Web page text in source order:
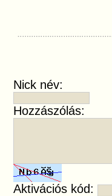
Nick név:
Hozzászólás:
Aktivációs kód: